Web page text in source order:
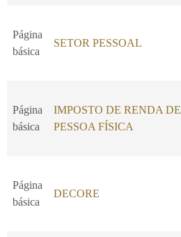
Página
básica
SETOR PESSOAL
Página
básica
IMPOSTO DE RENDA DE
PESSOA FÍSICA
Página
básica
DECORE